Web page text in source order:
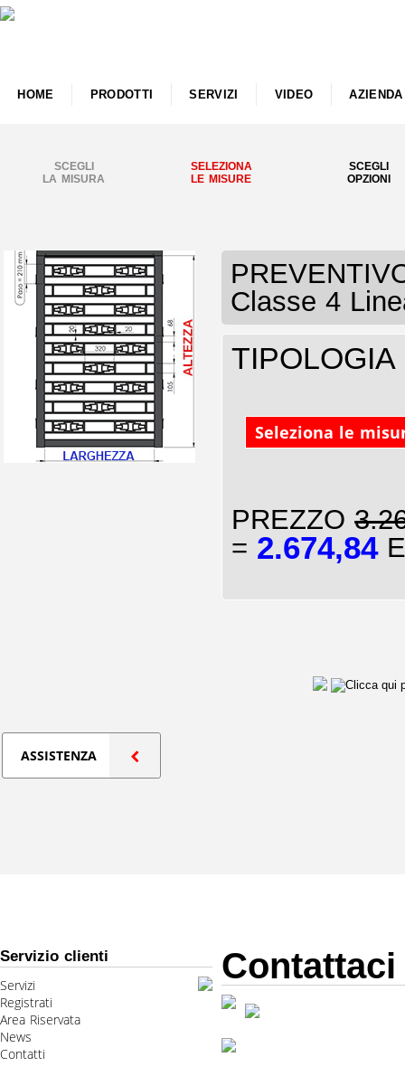
HOME PRODOTTI SERVIZI VIDEO AZIENDA
SCEGLI
LA MISURA
SELEZIONA
LE MISURE
SCEGLI
OPZIONI
Classe 4
Seleziona le
PREZZO
= 2.674,84
ASSISTENZA
Servizio clienti
Servizi
Registrati
Area Riservata
News
Contatti
Contattaci